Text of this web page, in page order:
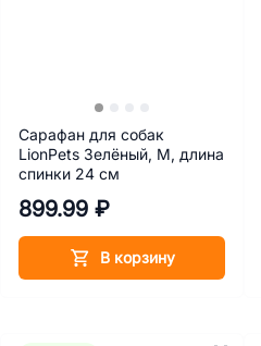
Сарафан для собак
LionPets Зелёный, М, длина
спинки 24 см
899.99 ₽
В корзину